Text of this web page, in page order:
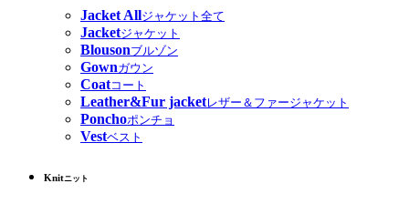
Jacket Allジャケット全て
Jacketジャケット
Blousonブルゾン
Gownガウン
Coatコート
Leather&Fur jacketレザー＆ファージャケット
Ponchoポンチョ
Vestベスト
Knitニット